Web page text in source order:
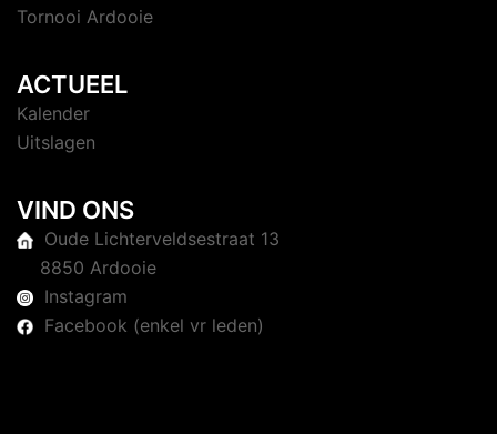
Tornooi Ardooie
ACTUEEL
Kalender
Uitslagen
VIND ONS
Oude Lichterveldsestraat 13
8850 Ardooie
Instagram
Facebook (enkel vr leden)